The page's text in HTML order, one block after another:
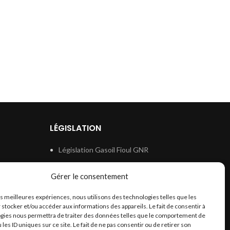
Gérer le consentement
meilleures expériences, nous utilisons des technologies telles que les
et/ou accéder aux informations des appareils. Le fait de consentir à
nous permettra de traiter des données telles que le comportement de
les ID uniques sur ce site. Le fait de ne pas consentir ou de retirer son
LÉGISLATION
Législation Gasoil Fioul GNR
Législation Eau
Législation Lubrifiant